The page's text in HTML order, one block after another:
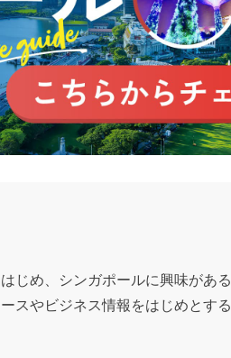
じめ、シンガポールに興味があ
スやビジネス情報をはじめとす